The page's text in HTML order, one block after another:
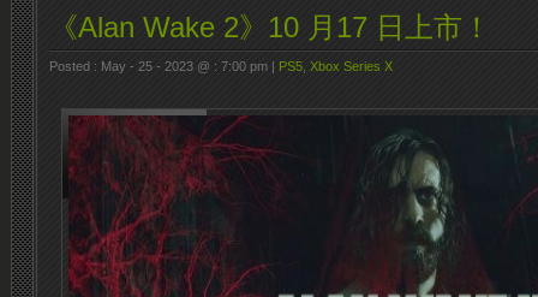
《Alan Wake 2》10 月17 日上市！
Posted : May - 25 - 2023 @ : 7:00 pm | PS5 Xbox Series X